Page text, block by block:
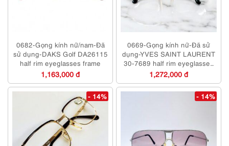
0682-Gọng kính nữ/nam-Đã
sử dụng-DAKS Golf DA26115
half rim eyeglasses frame
1,163,000 đ
0669-Gọng kính nữ-Đã sử
dụng-YVES SAINT LAURENT
30-7689 half rim eyeglasses
frame
1,272,000 đ
- 14% - 14%